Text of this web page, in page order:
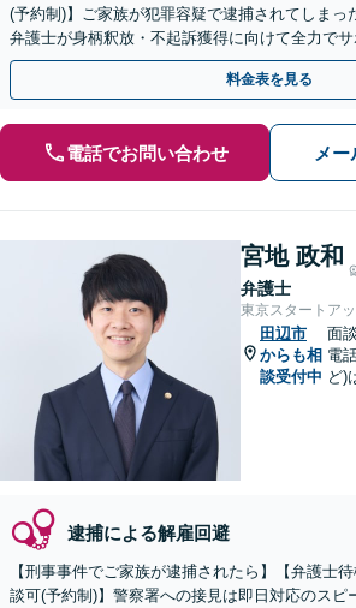
(予約制)】ご家族が犯罪容疑で逮捕されてしまっ
弁護士が身柄釈放・不起訴獲得に向けて全力で
月100名以上の相談実績】【全国対応】
料金表を見る
電話でお問い合わせ メ
宮地 政和
弁護士
東京スタートア
田辺市
からも相
談受付中
面
電
ど)
逮捕による解雇回避
【刑事事件でご家族が逮捕されたら】【弁護士
談可(予約制)】警察署への接見は即日対応のスピ